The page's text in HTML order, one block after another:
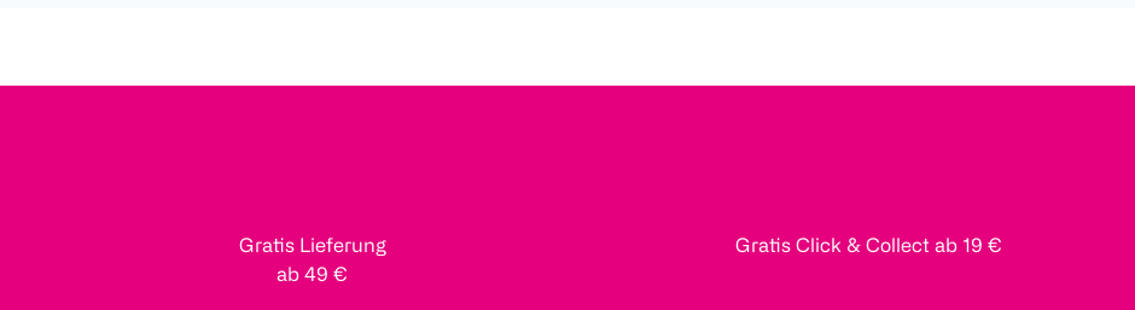
Gratis Lieferung
ab 49 €
Gratis Click & Collect ab 19 €